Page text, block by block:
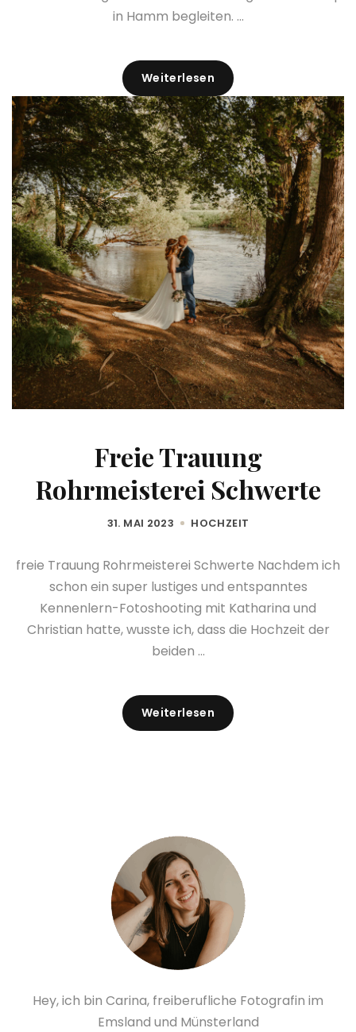
in Hamm begleiten. ...
Weiterlesen
Freie Trauung
Rohrmeisterei Schwerte
31. MAI 2023 HOCHZEIT
freie Trauung Rohrmeisterei Schwerte Nachdem ich
schon ein super lustiges und entspanntes
Kennenlern-Fotoshooting mit Katharina und
Christian hatte, wusste ich, dass die Hochzeit der
beiden ...
Weiterlesen
Hey, ich bin Carina, freiberufliche Fotografin im
Emsland und Münsterland